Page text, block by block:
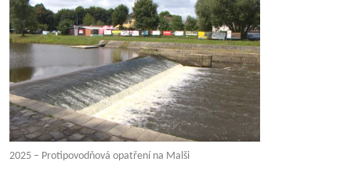
2025 – Protipovodňová opatření na Malši